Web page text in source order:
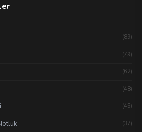
(89)
(79)
(62)
(48)
(45)
(37)